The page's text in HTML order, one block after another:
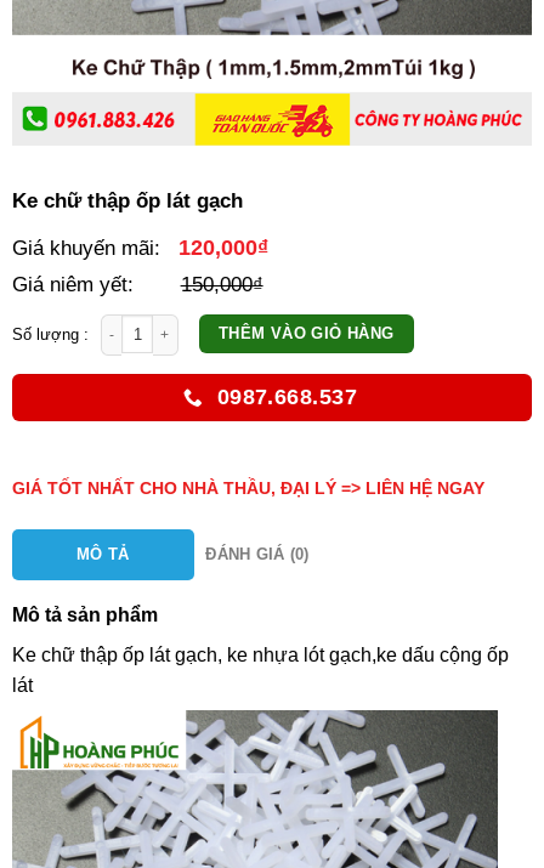
Ke chữ thập ốp lát gạch
Giá khuyến mãi: 120,000₫
Giá niêm yết: 150,000₫
Ke chữ thập ốp lát gạch số lượngTHÊM VÀO GIỎ HÀNG
0987.668.537
GIÁ TỐT NHẤT CHO NHÀ THẦU, ĐẠI LÝ => LIÊN HỆ NGAY
MÔ TẢ ĐÁNH GIÁ (0)
Mô tả sản phẩm
Ke chữ thập ốp lát gạch, ke nhựa lót gạch,ke dấu cộng ốp
lát